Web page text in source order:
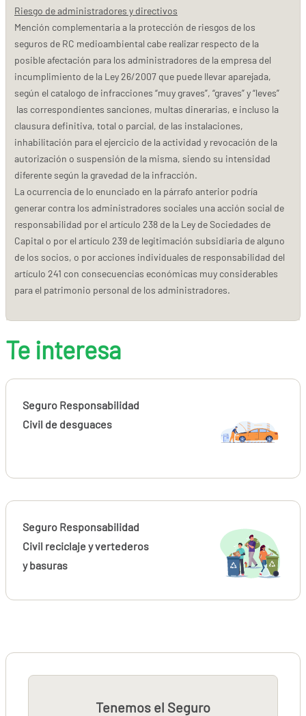
Riesgo de administradores y directivos
Mención complementaria a la protección de riesgos de los
seguros de RC medioambiental cabe realizar respecto de la
posible afectación para los administradores de la empresa del
incumplimiento de la Ley 26/2007 que puede llevar aparejada,
según el catalogo de infracciones “muy graves”, “graves” y “leves”
las correspondientes sanciones, multas dinerarias, e incluso la
clausura definitiva, total o parcial, de las instalaciones,
inhabilitación para el ejercicio de la actividad y revocación de la
autorización o suspensión de la misma, siendo su intensidad
diferente según la gravedad de la infracción.
La ocurrencia de lo enunciado en la párrafo anterior podría
generar contra los administradores sociales una acción social de
responsabilidad por el artículo 238 de la Ley de Sociedades de
Capital o por el artículo 239 de legitimación subsidiaria de alguno
de los socios, o por acciones individuales de responsabilidad del
artículo 241 con consecuencias económicas muy considerables
para el patrimonio personal de los administradores.
Te interesa
Seguro Responsabilidad
Civil de desguaces
Seguro Responsabilidad
Civil reciclaje y vertederos
y basuras
Tenemos el Seguro